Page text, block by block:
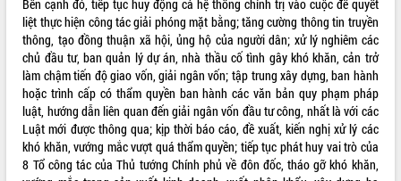
UBND tỉnh họp báo định kỳ tháng 4
năm 2026
Hội thảo khoa học “Giải pháp thúc đẩy
phát triển nền kinh tế xanh tại tỉnh
Đắk Lắk”
Tăng cường giám sát, đôn đốc thực
hiện nhiệm vụ quản lý tài sản công
hàng tuần
Tháo gỡ những vướng mắc, đẩy mạnh
Bên cạnh đó, tiếp tục huy động cả hệ thống chính trị vào cuộc để quyết
liệt thực hiện công tác giải phóng mặt bằng; tăng cường thông tin truyền
thông, tạo đồng thuận xã hội, ủng hộ của người dân; xử lý nghiêm các
chủ đầu tư, ban quản lý dự án, nhà thầu cố tình gây khó khăn, cản trở
làm chậm tiến độ giao vốn, giải ngân vốn; tập trung xây dựng, ban hành
hoặc trình cấp có thẩm quyền ban hành các văn bản quy phạm pháp
luật, hướng dẫn liên quan đến giải ngân vốn đầu tư công, nhất là với các
Luật mới được thông qua; kịp thời báo cáo, đề xuất, kiến nghị xử lý các
khó khăn, vướng mắc vượt quá thẩm quyền; tiếp tục phát huy vai trò của
8 Tổ công tác của Thủ tướng Chính phủ về đôn đốc, tháo gỡ khó khăn,